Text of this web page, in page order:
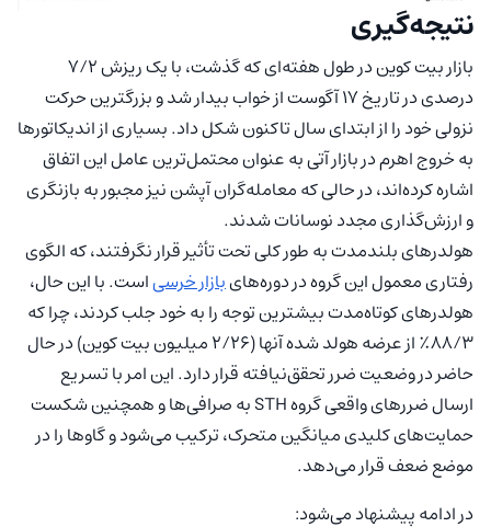
نتیجه‌گیری
بازار بیت کوین در طول هفته‌ای که گذشت، با یک ریزش ۷/۲
درصدی در تاریخ ۱۷ آگوست از خواب بیدار شد و بزرگترین حرکت
نزولی خود را از ابتدای سال تاکنون شکل داد. بسیاری از اندیکاتورها
به خروج اهرم در بازار آتی به عنوان محتمل‌ترین عامل این اتفاق
اشاره کرده‌اند، در حالی که معامله‌گران آپشن نیز مجبور به بازنگری
و ارزش‌گذاری مجدد نوسانات شدند.
هولدرهای بلندمدت به طور کلی تحت تأثیر قرار نگرفتند، که الگوی
رفتاری معمول این گروه در دوره‌هایبازار خرسیاست. با این حال،
هولدرهای کوتاه‌مدت بیشترین توجه را به خود جلب کردند، چرا که
۸۸/۳٪ از عرضه هولد شده آنها (۲/۲۶ میلیون بیت کوین) در حال
حاضر در وضعیت ضرر تحقق‌نیافته قرار دارد. این امر با تسریع
ارسال ضررهای واقعی گروه STH به صرافی‌ها و همچنین شکست
حمایت‌های کلیدی میانگین متحرک، ترکیب می‌شود و گاوها را در
موضع ضعف قرار می‌دهد.
در ادامه پیشنهاد می‌شود: